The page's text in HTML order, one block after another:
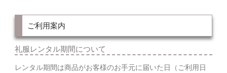
ご利用案内
礼服レンタル期間について
レンタル期間は商品がお客様のお手元に届いた日（ご利用日